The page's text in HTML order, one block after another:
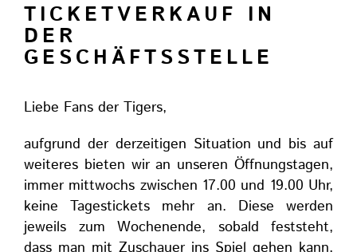
TICKETVERKAUF IN
DER
GESCHÄFTSSTELLE
Liebe Fans der Tigers,
aufgrund der derzeitigen Situation und bis auf
weiteres bieten wir an unseren Öffnungstagen,
immer mittwochs zwischen 17.00 und 19.00 Uhr,
keine Tagestickets mehr an. Diese werden
jeweils zum Wochenende, sobald feststeht,